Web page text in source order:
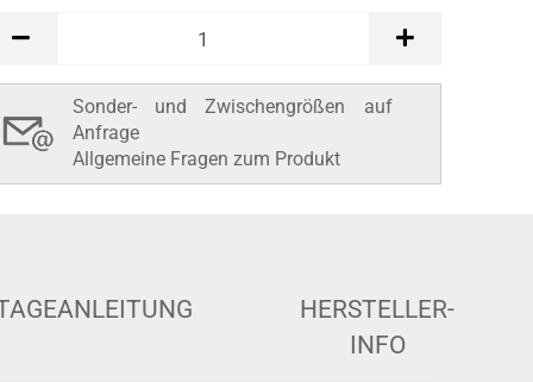
Sonder- und Zwischengrößen auf
Anfrage
Allgemeine Fragen zum Produkt
HERSTELLER-
INFO